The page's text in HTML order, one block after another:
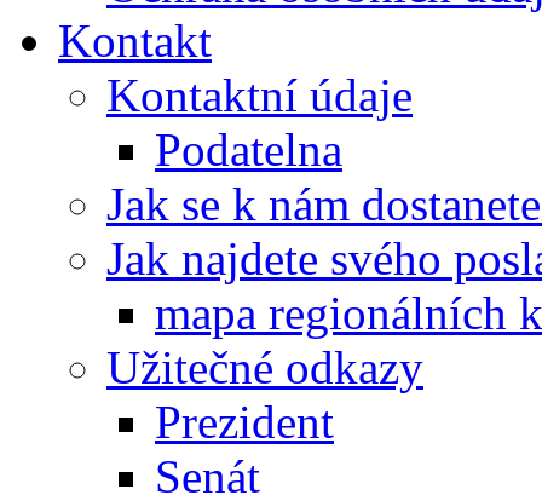
Kontakt
Kontaktní údaje
Podatelna
Jak se k nám
Jak najdete svého
mapa regionálních
Užitečné odkazy
Prezident
Senát